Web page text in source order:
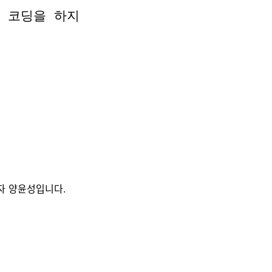
코딩을 하지
코딩을 하지
양윤성입니다.